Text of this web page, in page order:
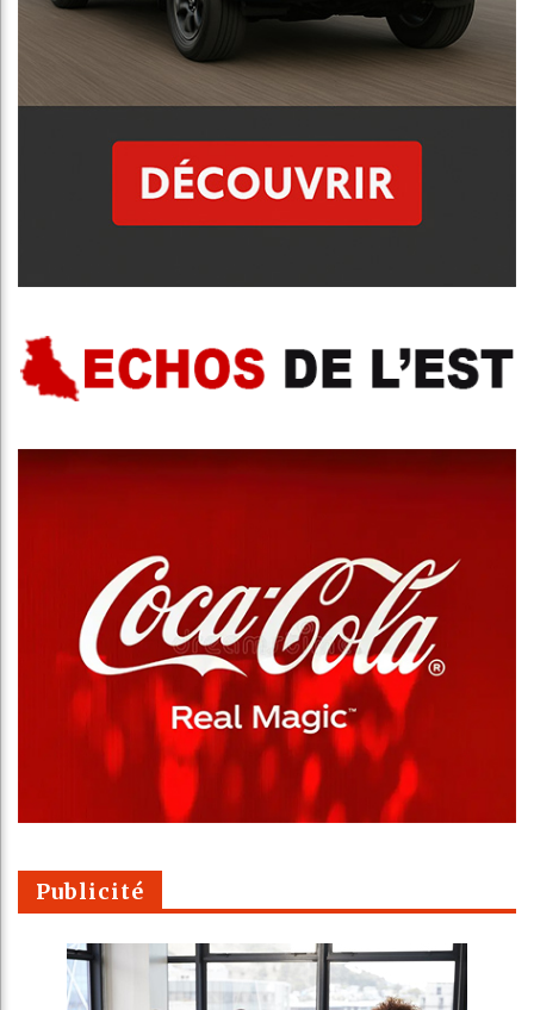
Publicité